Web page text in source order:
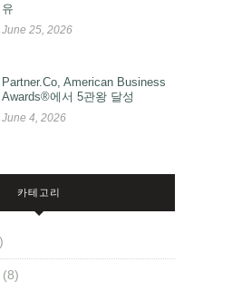
유
June 25, 2026
Partner.Co, American Business
Awards®에서 5관왕 달성
June 4, 2026
카테고리
(8)